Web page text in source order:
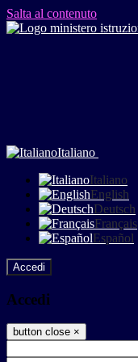
Salta al contenuto
Italiano
Italiano
English
Deutsch
Français
Español
Accedi
Accedi
button close ×